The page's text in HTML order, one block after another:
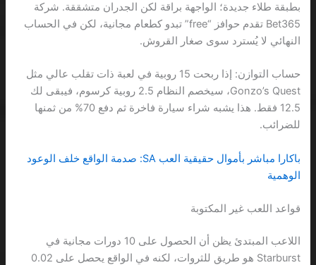
بطبقة طلاء جديدة؛ الواجهة براقة لكن الجدران متشققة. شركة
Bet365 تقدم حوافز “free” تبدو كطعام مجانية، لكن في الحساب
النهائي لا يُسترد سوى صغار القروش.
حساب التوازن: إذا ربحت 15 روبية في لعبة ذات تقلب عالي مثل
Gonzo’s Quest، سيخصم النظام 2.5 روبية كرسوم، فيبقى لك
12.5 فقط. هذا يشبه شراء سيارة فاخرة ثم دفع 70% من ثمنها
للضرائب.
باكارا مباشر بأموال حقيقية العب SA: صدمة الواقع خلف الوعود
الوهمية
قواعد اللعب غير المكتوبة
اللاعب المبتدئ يظن أن الحصول على 10 دورات مجانية في
Starburst هو طريق للثروات، لكنه في الواقع يحصل على 0.02